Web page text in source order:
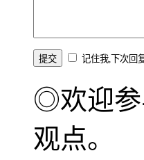
记住我,下次回
◎欢迎参
观点。